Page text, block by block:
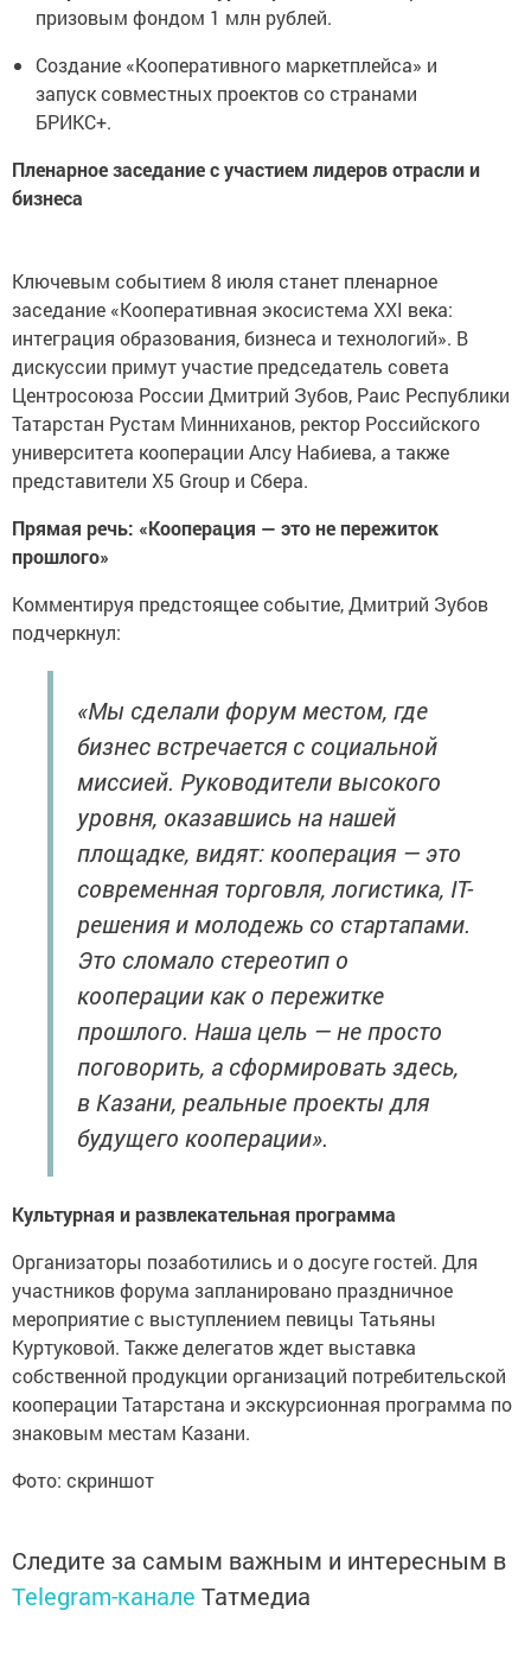
призовым фондом 1 млн рублей.
Создание «Кооперативного маркетплейса» и
запуск совместных проектов со странами
БРИКС+.
Пленарное заседание с участием лидеров отрасли и
бизнеса
Ключевым событием 8 июля станет пленарное
заседание «Кооперативная экосистема XXI века:
интеграция образования, бизнеса и технологий». В
дискуссии примут участие председатель совета
Центросоюза России Дмитрий Зубов, Раис Республики
Татарстан Рустам Минниханов, ректор Российского
университета кооперации Алсу Набиева, а также
представители X5 Group и Сбера.
Прямая речь: «Кооперация — это не пережиток
прошлого»
Комментируя предстоящее событие, Дмитрий Зубов
подчеркнул:
«Мы сделали форум местом, где
бизнес встречается с социальной
миссией. Руководители высокого
уровня, оказавшись на нашей
площадке, видят: кооперация — это
современная торговля, логистика, IT-
решения и молодежь со стартапами.
Это сломало стереотип о
кооперации как о пережитке
прошлого. Наша цель — не просто
поговорить, а сформировать здесь,
в Казани, реальные проекты для
будущего кооперации».
Культурная и развлекательная программа
Организаторы позаботились и о досуге гостей. Для
участников форума запланировано праздничное
мероприятие с выступлением певицы Татьяны
Куртуковой. Также делегатов ждет выставка
собственной продукции организаций потребительской
кооперации Татарстана и экскурсионная программа по
знаковым местам Казани.
Фото: скриншот
Следите за самым важным и интересным в
Telegram-канале Татмедиа